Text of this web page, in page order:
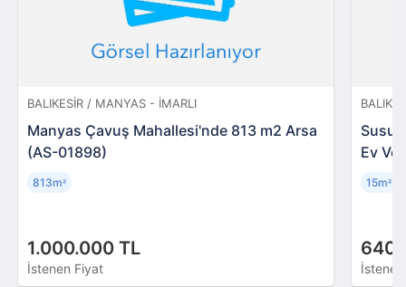
BALIKESIR / MANYAS - İMARLI
Manyas Çavuş Mahallesi'nde 813 m2 Arsa
(AS-01898)
1.000.000 TL
İstenen Fiyat
813m²
Ev Ve
15m²